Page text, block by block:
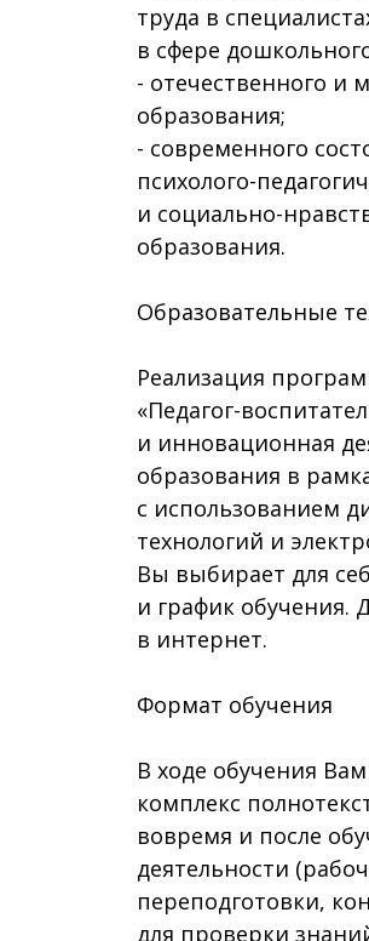
труда в
в сфере
- отечественного и
образования;
- современного
психолого-
и социально-
образования.
Образовательные
Реализация
«Педагог-
и инновационная
образования в
с использованием
технологий и
Вы выбирает для
и график обучения.
в интернет.
Формат обучения
В ходе обучения
комплекс
вовремя и после
деятельности
переподготовки,
для проверки